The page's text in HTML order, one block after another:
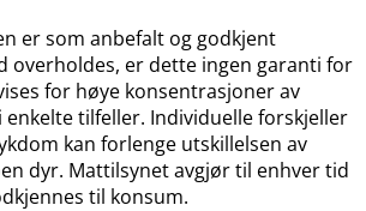
er som anbefalt og godkjent
overholdes, er dette ingen garanti for
for høye konsentrasjoner av
tilfeller. Individuelle forskjeller
kan forlenge utskillelsen av
dyr. Mattilsynet avgjør til enhver tid
til konsum.